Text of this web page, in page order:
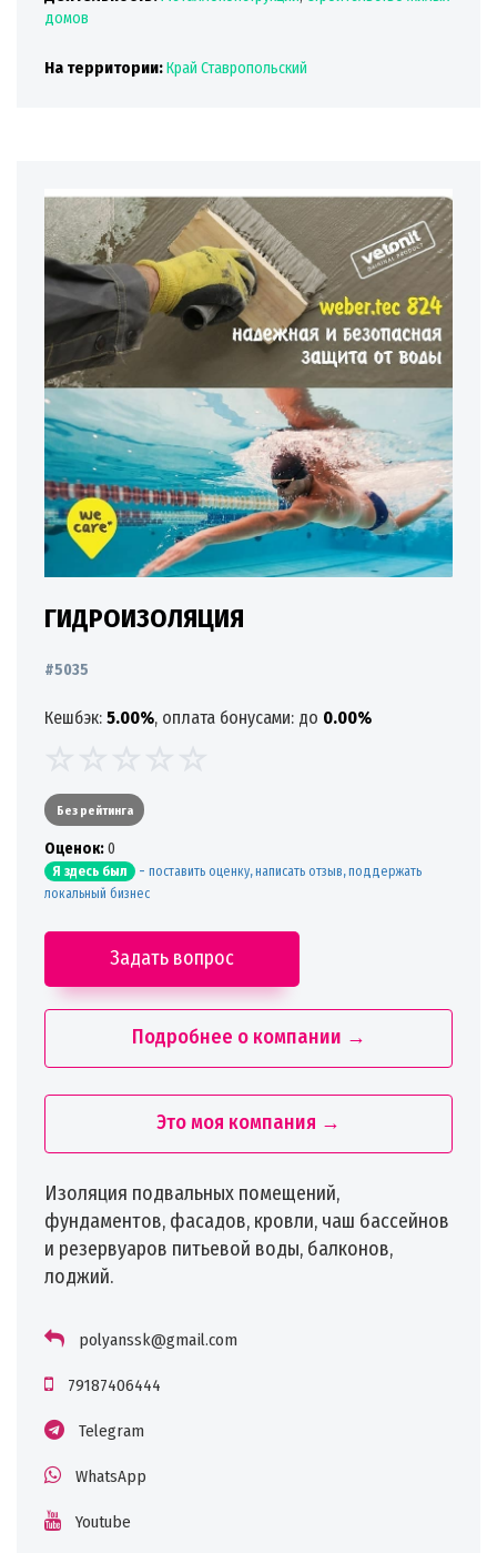
домов
На территории:Край Ставропольский
ГИДРОИЗОЛЯЦИЯ
#5035
Кешбэк: 5.00%, оплата бонусами: до 0.00%
Без рейтинга
Oценок:0
Я здесь был - поставить оценку, написать отзыв, поддержать
локальный бизнес
Задать вопрос
Подробнее о компании →
Это моя компания →
Изоляция подвальных помещений,
фундаментов, фасадов, кровли, чаш бассейнов
и резервуаров питьевой воды, балконов,
лоджий.
polyanssk@gmail.com
79187406444
Telegram
WhatsApp
Youtube